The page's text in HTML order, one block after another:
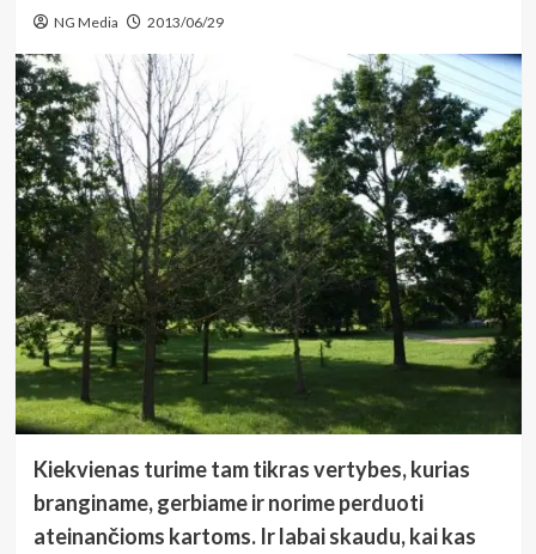
NG Media 2013/06/29
Kiekvienas turime tam tikras vertybes, kurias
branginame, gerbiame ir norime perduoti
ateinančioms kartoms. Ir labai skaudu, kai kas